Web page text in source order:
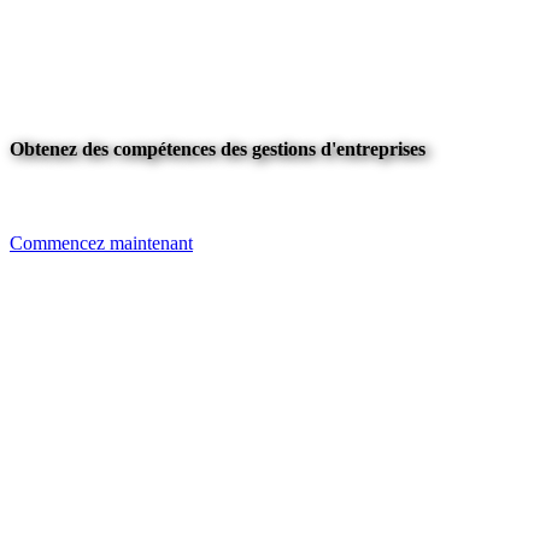
Obtenez des compétences des gestions d'entreprises
Commencez maintenant